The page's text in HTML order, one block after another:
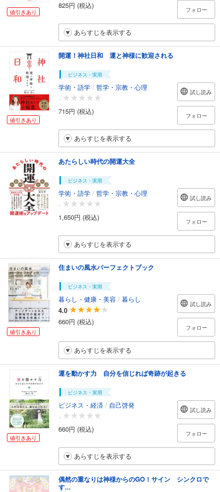
値引きあり
825円 (税込)
フォロー
あらすじを表示する
値引きあり
開運！神社日和 運と神様に歓迎される
ビジネス・実用
学術・語学 / 哲学・宗教・心理
-
715円 (税込)
試し読み
フォロー
あらすじを表示する
あたらしい時代の開運大全
ビジネス・実用
学術・語学 / 哲学・宗教・心理
-
1,650円 (税込)
試し読み
フォロー
あらすじを表示する
値引きあり
住まいの風水パーフェクトブック
ビジネス・実用
暮らし・健康・美容 / 暮らし
4.0
660円 (税込)
試し読み
フォロー
あらすじを表示する
値引きあり
運を動かす力 自分を信じれば奇跡が起きる
ビジネス・実用
ビジネス・経済 / 自己啓発
-
660円 (税込)
試し読み
フォロー
あらすじを表示する
偶然の重なりは神様からのGO！サイン シンクロで
す...